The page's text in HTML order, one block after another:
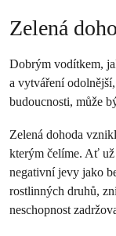
Zelená
Dobrým vodítkem,
a vytváření
budoucnosti, může
Zelená dohoda
kterým čelíme. Ať už
negativní jevy jako
rostlinných druhů,
neschopnost